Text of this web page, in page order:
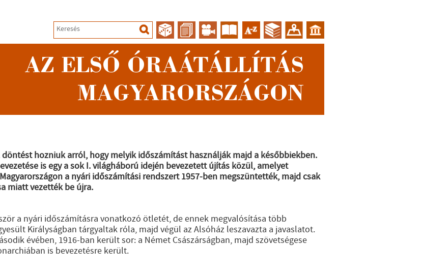
AZ ELSŐ ÓRAÁTÁLLÍTÁS
MAGYARORSZÁGON
hozniuk arról, hogy melyik időszámítást használják majd a későbbiekben.
is egy a sok I. világháború idején bevezetett újítás közül, amelyet
Magyarországon a nyári időszámítási rendszert 1957-ben megszüntették, majd csak
miatt vezették be újra.
a nyári időszámításra vonatkozó ötletét, de ennek megvalósítása több
Királyságban tárgyaltak róla, majd végül az Alsóház leszavazta a javaslatot.
évében, 1916-ban került sor: a Német Császárságban, majd szövetségese
is bevezetésre került.